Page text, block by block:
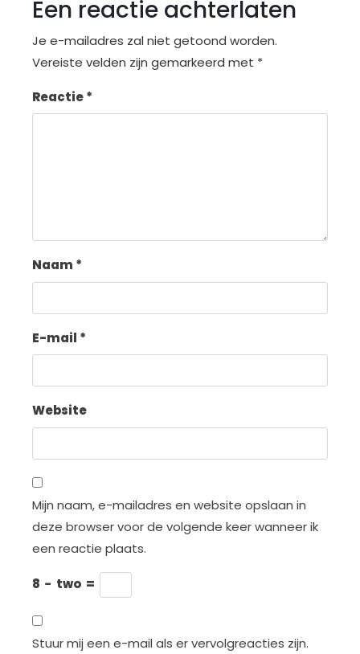
Een reactie achterlaten
Je e-mailadres zal niet getoond worden.
Vereiste velden zijn gemarkeerd met *
Reactie*
Naam *
E-mail *
Website
Mijn naam, e-mailadres en website opslaan in
deze browser voor de volgende keer wanneer ik
een reactie plaats.
8 − two =
Stuur mij een e-mail als er vervolgreacties zijn.